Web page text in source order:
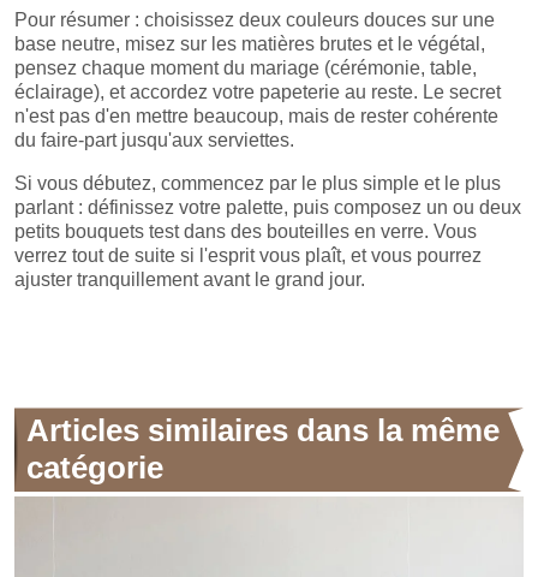
Pour résumer : choisissez deux couleurs douces sur une
base neutre, misez sur les matières brutes et le végétal,
pensez chaque moment du mariage (cérémonie, table,
éclairage), et accordez votre papeterie au reste. Le secret
n'est pas d'en mettre beaucoup, mais de rester cohérente
du faire-part jusqu'aux serviettes.
Si vous débutez, commencez par le plus simple et le plus
parlant : définissez votre palette, puis composez un ou deux
petits bouquets test dans des bouteilles en verre. Vous
verrez tout de suite si l'esprit vous plaît, et vous pourrez
ajuster tranquillement avant le grand jour.
Articles similaires dans la même
catégorie